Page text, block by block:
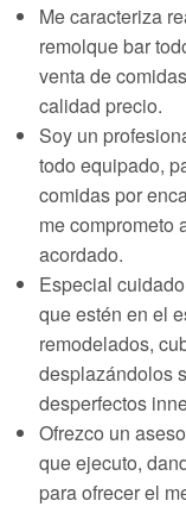
Me caracteriza
remolque bar
venta de
calidad precio.
Soy un
todo equipado,
comidas por
me comprometo
acordado.
Especial
que estén en el
remodelados,
desplazándolos
desperfectos
Ofrezco un
que ejecuto,
para ofrecer el